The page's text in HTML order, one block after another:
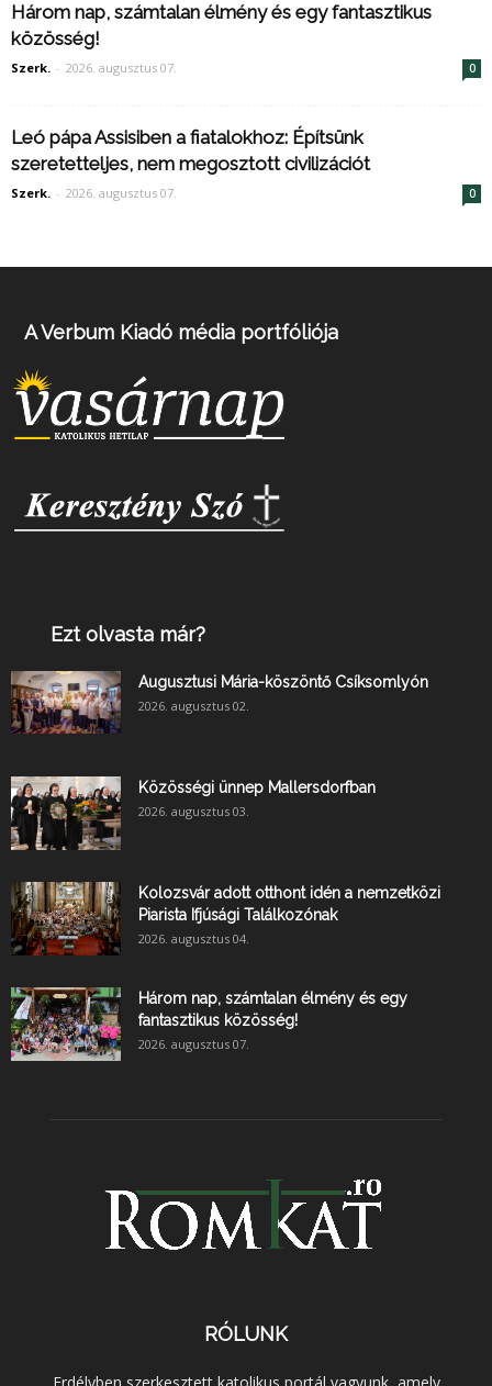
Három nap, számtalan élmény és egy fantasztikus
közösség!
Szerk. - 2026. augusztus 07. 0
Leó pápa Assisiben a fiatalokhoz: Építsünk
szeretetteljes, nem megosztott civilizációt
Szerk. - 2026. augusztus 07. 0
A Verbum Kiadó média portfóliója
Ezt olvasta már?
Augusztusi Mária-köszöntő Csíksomlyón
2026. augusztus 02.
Közösségi ünnep Mallersdorfban
2026. augusztus 03.
Kolozsvár adott otthont idén a nemzetközi
Piarista Ifjúsági Találkozónak
2026. augusztus 04.
Három nap, számtalan élmény és egy
fantasztikus közösség!
2026. augusztus 07.
RÓLUNK